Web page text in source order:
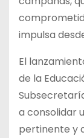
impulsa
El
de la
a consolidar
pertinente y